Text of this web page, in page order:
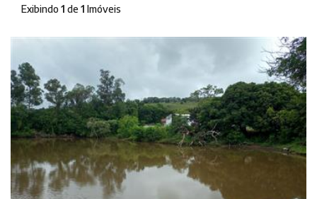
Exibindo 1 de1 Imóveis